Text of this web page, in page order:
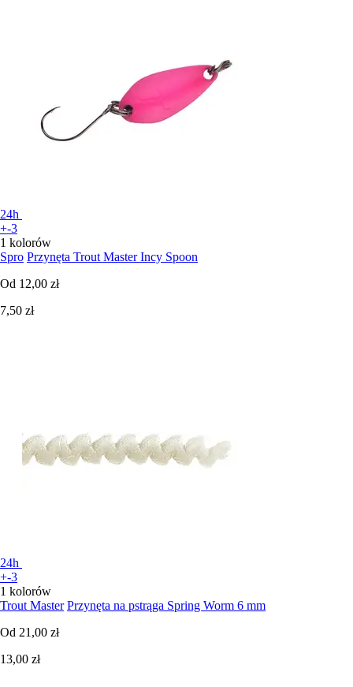
24h
+-3
1 kolorów
Spro Przynęta Trout Master Incy Spoon
Od 12,00 zł
7,50 zł
24h
+-3
1 kolorów
Trout Master Przynęta na pstrąga Spring Worm 6 mm
Od 21,00 zł
13,00 zł